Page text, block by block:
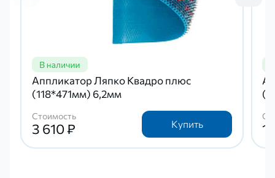
Аппликатор Ляпко Квадро плюс
(118*471мм) 6,2мм
Стоимость
3 610 ₽ Купить 1